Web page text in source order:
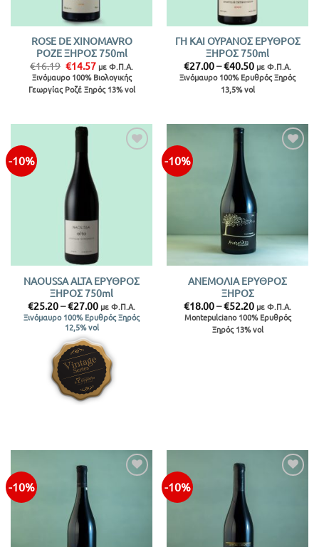
ROSE DE XINOMAVRO
ΡΟΖΕ ΞΗΡΟΣ 750ml
€16.19 Original
price
was:
€16.19.
€14.57Η
τρέχουσα
τιμή
είναι:
με Φ.Π.Α.
Ξινόμαυρο 100% Βιολογικής
Γεωργίας Ροζέ Ξηρός 13% vol
ΓΗ ΚΑΙ ΟΥΡΑΝΟΣ ΕΡΥΘΡΟΣ
ΞΗΡΟΣ 750ml
€27.00–€40.50Price
range:
€27.00
through
με Φ.Π.Α.
Ξινόμαυρο 100% Ερυθρός Ξηρός
13,5% vol
-10%
NAOUSSA ALTA ΕΡΥΘΡΟΣ
ΞΗΡΟΣ 750ml
€25.20–€27.00Price
range:
€25.20
through
€27.00
με Φ.Π.Α.
Ξινόμαυρο 100% Ερυθρός Ξηρός
12,5% vol
-10%
ΑΝΕΜΟΛΙΑ ΕΡΥΘΡΟΣ
ΞΗΡΟΣ
€18.00–€52.20Price
range:
€18.00
through
με Φ.Π.Α.
Montepulciano 100% Ερυθρός
Ξηρός 13% vol
-10% -10%